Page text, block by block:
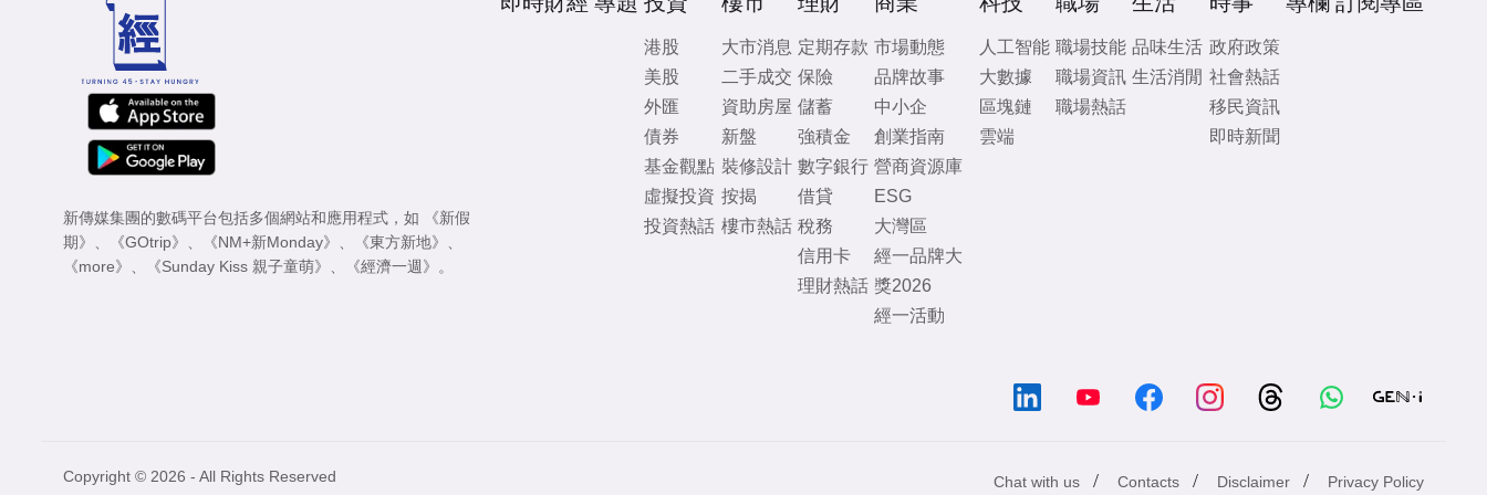
新傳媒集團的數碼平台包括多個網站和應用程式，如
《新假
期》 、 《GOtrip》 、 《NM+新Monday》 、 《東方新地》 、
《more》 、 《Sunday Kiss 親子童萌》 、 《經濟一週》 。
港股
美股
外匯
債券
基金觀點
虛擬投資
投資熱話
大市消息
二手成交
資助房屋
新盤
裝修設計
按揭
樓市熱話
定期存款
保險
儲蓄
強積金
數字銀行
借貸
稅務
信用卡
理財熱話
市場動態
品牌故事
中小企
創業指南
營商資源庫
ESG
大灣區
經一品牌大
獎2026
經一活動
人工智能
大數據
區塊鏈
雲端
職場技能
職場資訊
職場熱話
品味生活
生活消閒
政府政策
社會熱話
移民資訊
即時新聞
Chat with us / Contacts / Disclaimer / Privacy Policy
Copyright © 2026 - All Rights Reserved